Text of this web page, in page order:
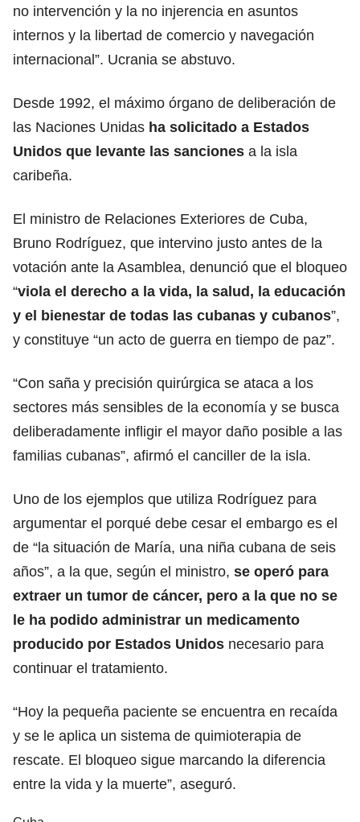
no intervención y la no injerencia en asuntos
internos y la libertad de comercio y navegación
internacional”. Ucrania se abstuvo.
Desde 1992, el máximo órgano de deliberación de
las Naciones Unidas ha solicitado a Estados
Unidos que levante las sanciones a la isla
caribeña.
El ministro de Relaciones Exteriores de Cuba,
Bruno Rodríguez, que intervino justo antes de la
votación ante la Asamblea, denunció que el bloqueo
“viola el derecho a la vida, la salud, la educación
y el bienestar de todas las cubanas y cubanos”,
y constituye “un acto de guerra en tiempo de paz”.
“Con saña y precisión quirúrgica se ataca a los
sectores más sensibles de la economía y se busca
deliberadamente infligir el mayor daño posible a las
familias cubanas”, afirmó el canciller de la isla.
Uno de los ejemplos que utiliza Rodríguez para
argumentar el porqué debe cesar el embargo es el
de “la situación de María, una niña cubana de seis
años”, a la que, según el ministro, se operó para
extraer un tumor de cáncer, pero a la que no se
le ha podido administrar un medicamento
producido por Estados Unidos necesario para
continuar el tratamiento.
“Hoy la pequeña paciente se encuentra en recaída
y se le aplica un sistema de quimioterapia de
rescate. El bloqueo sigue marcando la diferencia
entre la vida y la muerte”, aseguró.